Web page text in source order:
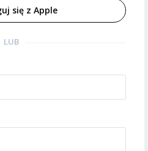
się z Apple
LUB